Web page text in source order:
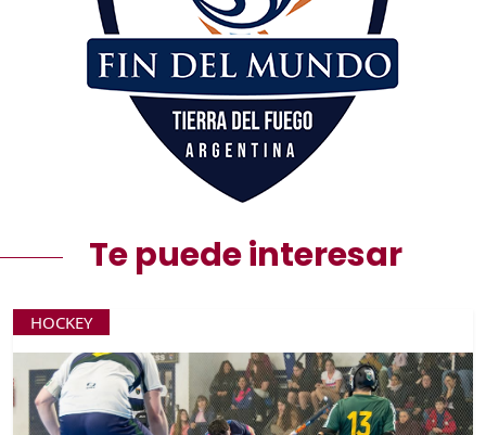
Te puede interesar
HOCKEY